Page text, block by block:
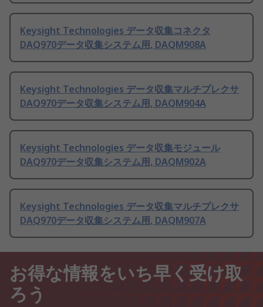
Keysight Technologies データ収集コネクタ
DAQ970データ収集システム用, DAQM908A
Keysight Technologies データ収集マルチプレクサ
DAQ970データ収集システム用, DAQM904A
Keysight Technologies データ収集モジュール
DAQ970データ収集システム用, DAQM902A
Keysight Technologies データ収集マルチプレクサ
DAQ970データ収集システム用, DAQM907A
お得な情報をいち早く受け取
ろう